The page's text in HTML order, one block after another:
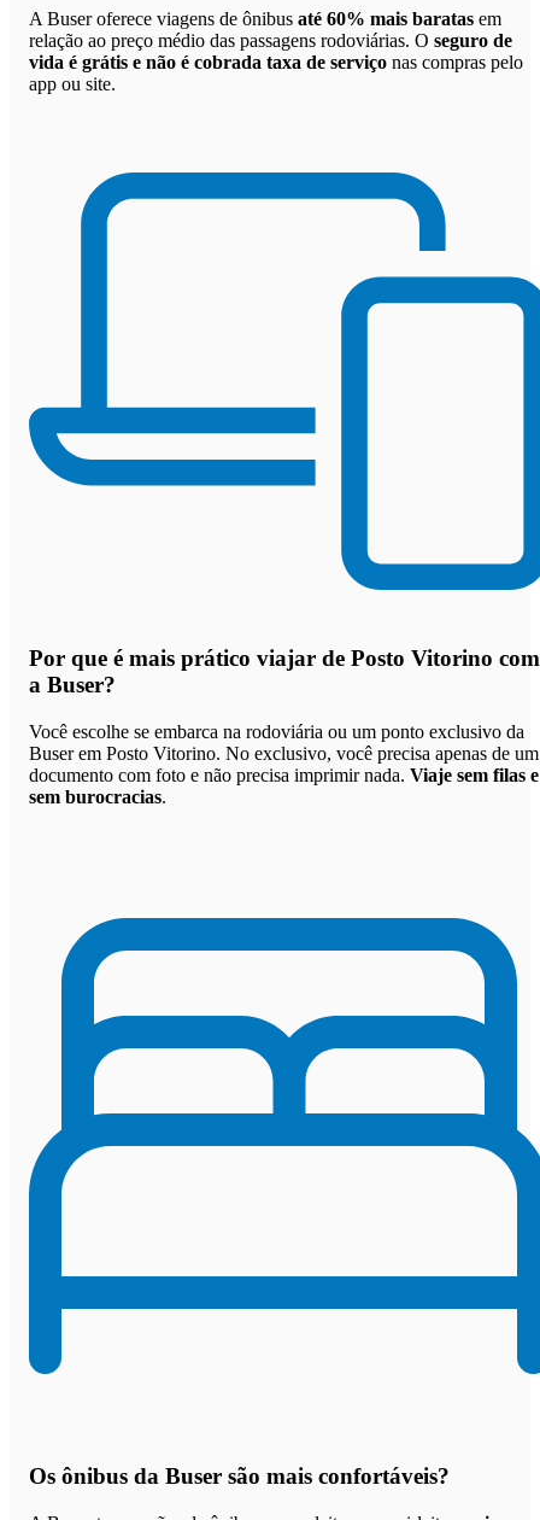
A Buser oferece viagens de ônibus até 60% mais baratas em
relação ao preço médio das passagens rodoviárias. O seguro de
vida é grátis e não é cobrada taxa de serviço nas compras pelo
app ou site.
Por que é mais prático viajar de Posto Vitorino com
a Buser?
Você escolhe se embarca na rodoviária ou um ponto exclusivo da
Buser em Posto Vitorino. No exclusivo, você precisa apenas de um
documento com foto e não precisa imprimir nada. Viaje sem filas e
sem burocracias.
Os ônibus da Buser são mais confortáveis?